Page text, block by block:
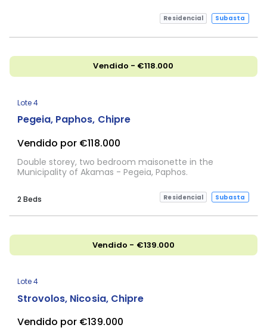
Residencial Subasta
Vendido - €118.000
Lote 4
Pegeia, Paphos, Chipre
Vendido por €118.000
Double storey, two bedroom maisonette in the
Municipality of Akamas - Pegeia, Paphos.
2 Beds Residencial Subasta
Vendido - €139.000
Lote 4
Strovolos, Nicosia, Chipre
Vendido por €139.000